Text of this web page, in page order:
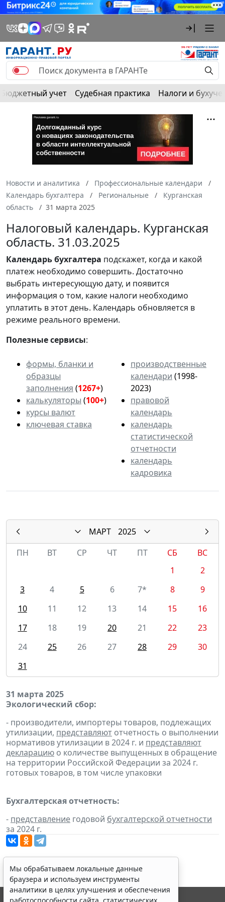
Бюджетный учет Судебная практика Налоги и
Новости и аналитика
Профессиональные календари
Календарь бухгалтера
Региональные
Курганская
область
31 марта 2025
Налоговый календарь. Курганская
область. 31.03.2025
Календарьбухгалтера подскажет, когда и какой
платеж необходимо совершить. Достаточно
выбрать интересующую дату, и появится
информация о том, какие налоги необходимо
уплатить в этот день. Календарь обновляется в
режиме реального времени.
Полезные сервисы:
формы, бланки и
образцы
заполнения (1267+)
калькуляторы (100+)
курсы валют
ключевая ставка
производственные
календари (1998-
2023)
правовой
календарь
календарь
статистической
отчетности
календарь
кадровика
МАРТ
2025
ПН
ВТ СР ЧТ ПТ СБ
ВС
1
2
3
4 5 6 7* 8
9
10
11 12 13 14 15
16
17
18 19 20 21 22
23
24
25 26 27 28 29
30
31
31 марта 2025
Экологический сбор:
- производители, импортеры товаров, подлежащих
утилизации, представляют отчетность о выполнении
нормативов утилизации в 2024 г. и представляют
декларацию о количестве выпущенных в обращение
на территории Российской Федерации за 2024 г.
готовых товаров, в том числе упаковки
Бухгалтерская отчетность:
- представление годовой бухгалтерской отчетности
за 2024 г.
Мы обрабатываем локальные данные
браузера и используем инструменты
аналитики в целях улучшения и обеспечения